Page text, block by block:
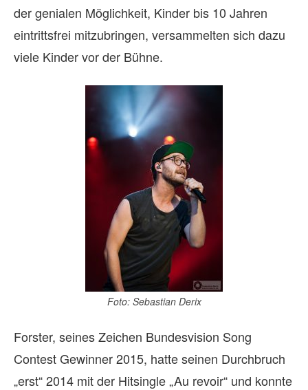
der genialen Möglichkeit, Kinder bis 10 Jahren
eintrittsfrei mitzubringen, versammelten sich dazu
viele Kinder vor der Bühne.
Foto: Sebastian Derix
Forster, seines Zeichen Bundesvision Song
Contest Gewinner 2015, hatte seinen Durchbruch
„erst“ 2014 mit der Hitsingle „Au revoir“ und konnte